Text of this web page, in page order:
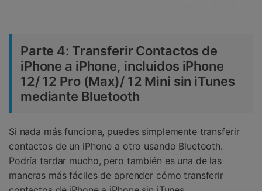
Parte 4: Transferir Contactos de
iPhone a iPhone, incluidos iPhone
12/ 12 Pro (Max)/ 12 Mini sin iTunes
mediante Bluetooth
Si nada más funciona, puedes simplemente transferir
contactos de un iPhone a otro usando Bluetooth.
Podría tardar mucho, pero también es una de las
maneras más fáciles de aprender cómo transferir